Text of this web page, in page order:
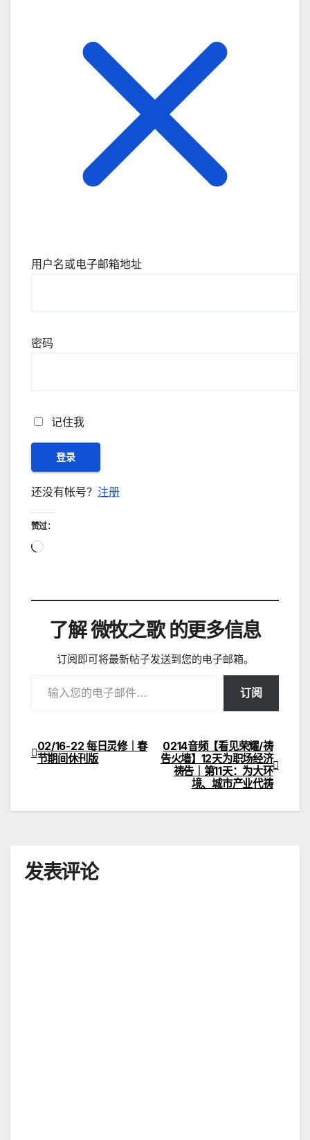
用户名或电子邮箱地址
密码
记住我
还没有帐号？ 注册
赞过：
正
载…
了解 微牧之歌 的更多信息
订阅即可将最新帖子发送到您的电子邮箱。
订阅
文
导
0214音频【看见荣耀/祷
告火墙】12天为职场经济
祷告｜第11天：为大环
境、城市产业代祷
02/16-22 每日灵修｜春
节期间休刊版
发表评论